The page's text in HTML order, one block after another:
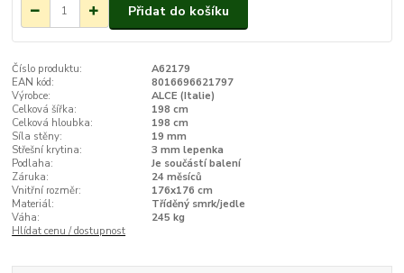
Přidat do košíku
Číslo produktu:
A62179
EAN kód:
8016696621797
Výrobce:
ALCE (Italie)
Celková šířka:
198 cm
Celková hloubka:
198 cm
Síla stěny:
19 mm
Střešní krytina:
3 mm lepenka
Podlaha:
Je součástí balení
Záruka:
24 měsíců
Vnitřní rozměr:
176x176 cm
Materiál:
Tříděný smrk/jedle
Váha:
245 kg
Hlídat cenu / dostupnost